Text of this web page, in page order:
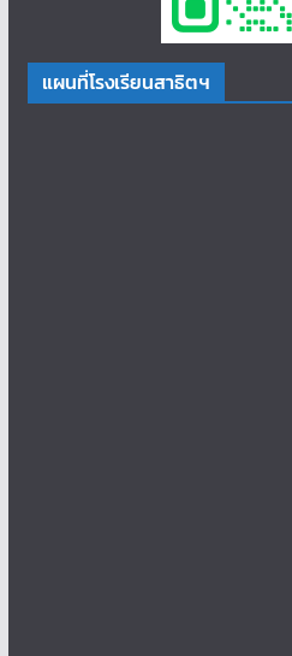
แผนที่โรงเรียนสาธิตฯ